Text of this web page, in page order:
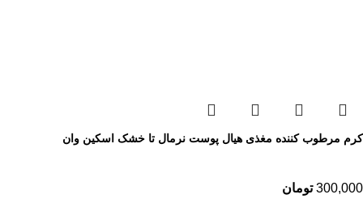
کرم مرطوب کننده مغذی هیال پوست نرمال تا خشک اسکین وان
300,000 تومان